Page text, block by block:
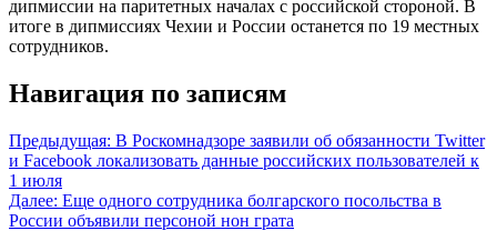
дипмиссии на паритетных началах с российской стороной. В
итоге в дипмиссиях Чехии и России останется по 19 местных
сотрудников.
Навигация по записям
Предыдущая: В Роскомнадзоре заявили об обязанности Twitter
и Facebook локализовать данные российских пользователей к
1 июля
Далее: Еще одного сотрудника болгарского посольства в
России объявили персоной нон грата